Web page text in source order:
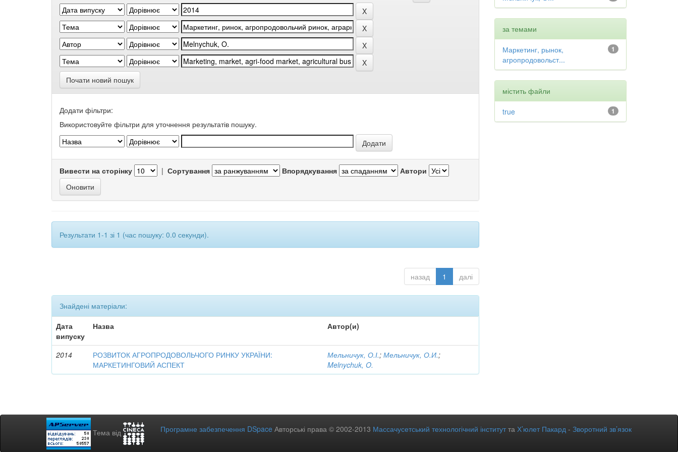
Почати новий пошук
Додати фільтри:
Використовуйте фільтри для уточнення результатів пошуку.
Вивести на сторінку | Сортування Впорядкування Автори
Результати 1-1 зі 1 (час пошуку: 0.0 секунди).
назад 1 далі
Знайдені матеріали:
Дата
випуску
Назва Автор(и)
2014
РОЗВИТОК АГРОПРОДОВОЛЬЧОГО РИНКУ УКРАЇНИ:
МАРКЕТИНГОВИЙ АСПЕКТ
Мельничук, О.І.;Мельничук, О.И.;
Melnychuk, O.
за темами
1
Маркетинг, рынок,
агропродовольст...
містить файли
1
true
Тема від Програмне забезпечення DSpace Авторські права © 2002-2013 Массачусетський технологічний інститутта Х’юлет Пакард - Зворотний зв’язок